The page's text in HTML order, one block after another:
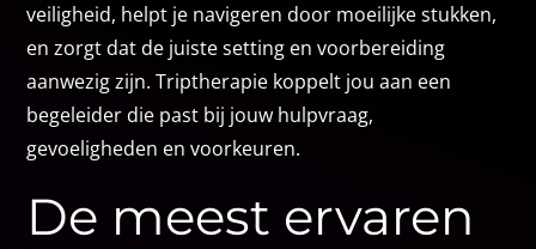
veiligheid, helpt je navigeren door moeilijke stukken,
en zorgt dat de juiste setting en voorbereiding
aanwezig zijn. Triptherapie koppelt jou aan een
begeleider die past bij jouw hulpvraag,
gevoeligheden en voorkeuren.
De meest ervaren